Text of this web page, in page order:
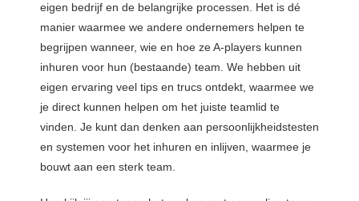
eigen bedrijf en de belangrijke processen. Het is dé
manier waarmee we andere ondernemers helpen te
begrijpen wanneer, wie en hoe ze A-players kunnen
inhuren voor hun (bestaande) team. We hebben uit
eigen ervaring veel tips en trucs ontdekt, waarmee we
je direct kunnen helpen om het juiste teamlid te
vinden. Je kunt dan denken aan persoonlijkheidstesten
en systemen voor het inhuren en inlijven, waarmee je
bouwt aan een sterk team.